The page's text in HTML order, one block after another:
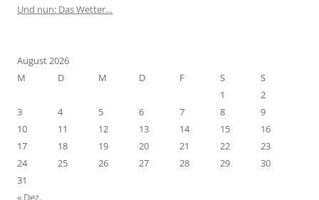
Und nun: Das Wetter…
August 2026
M
D M D F S
S
1
2
3
4 5 6 7 8
9
10
11 12 13 14 15
16
17
18 19 20 21 22
23
24
25 26 27 28 29
30
31
« Dez.